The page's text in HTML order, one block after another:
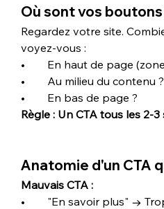
Où sont vos boutons
Regardez votre site.
voyez-vous :
•        En haut de page
•        Au milieu du contenu ?
•        En bas de page ?
Règle : Un CTA tous les 2-
Anatomie d'un CTA
Mauvais CTA :
•        "En savoir plus" →